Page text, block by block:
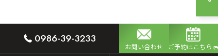
0986-39-3233
お問い合わせ ご予約はこちら